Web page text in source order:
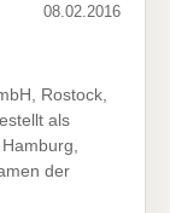
08.02.2016
Rostock,
als
der